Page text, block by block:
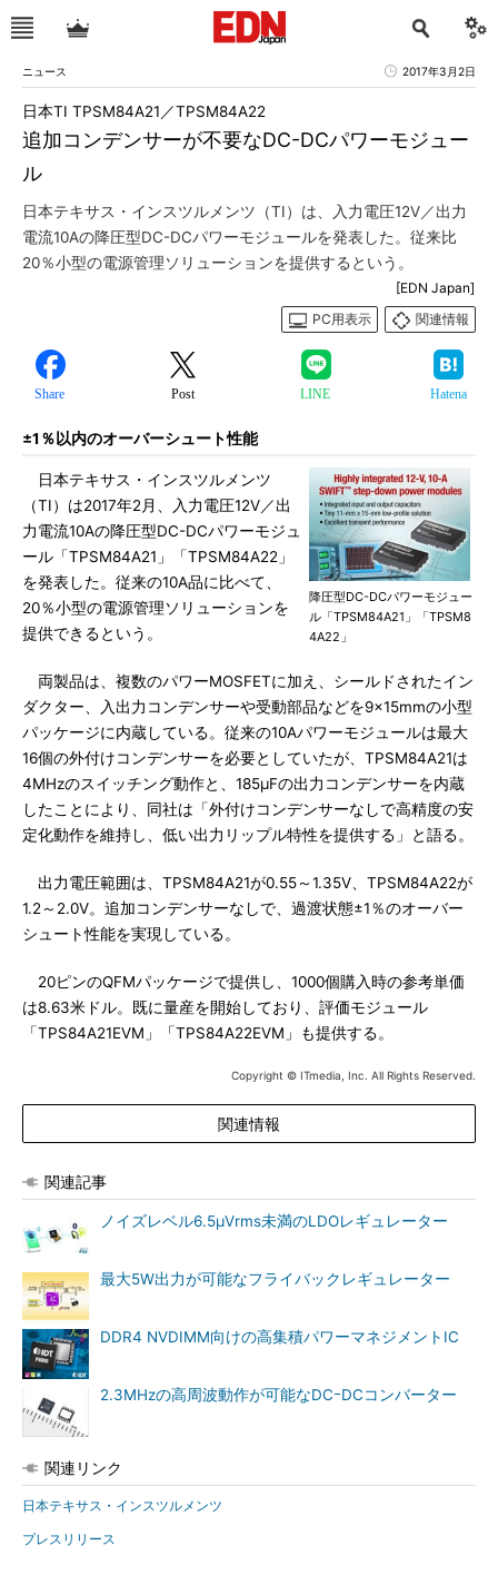
ニュース 2017年3月2日
追加コンデンサーが不要なDC-DCパワーモジュー
ル
日本TI TPSM84A21／TPSM84A22
日本テキサス・インスツルメンツ（TI）は、入力電圧12V／出力
電流10Aの降圧型DC-DCパワーモジュールを発表した。従来比
20％小型の電源管理ソリューションを提供するという。
[EDN Japan]
PC用表示
関連情報
Share Post LINE Hatena
±1％以内のオーバーシュート性能
降圧型DC-DCパワーモジュー
ル「TPSM84A21」「TPSM8
4A22」
日本テキサス・インスツルメンツ
（TI）は2017年2月、入力電圧12V／出
力電流10Aの降圧型DC-DCパワーモジュ
ール「TPSM84A21」「TPSM84A22」
を発表した。従来の10A品に比べて、
20％小型の電源管理ソリューションを
提供できるという。
両製品は、複数のパワーMOSFETに加え、シールドされたイン
ダクター、入出力コンデンサーや受動部品などを9×15mmの小型
パッケージに内蔵している。従来の10Aパワーモジュールは最大
16個の外付けコンデンサーを必要としていたが、TPSM84A21は
4MHzのスイッチング動作と、185μFの出力コンデンサーを内蔵
したことにより、同社は「外付けコンデンサーなしで高精度の安
定化動作を維持し、低い出力リップル特性を提供する」と語る。
出力電圧範囲は、TPSM84A21が0.55～1.35V、TPSM84A22が
1.2～2.0V。追加コンデンサーなしで、過渡状態±1％のオーバー
シュート性能を実現している。
20ピンのQFMパッケージで提供し、1000個購入時の参考単価
は8.63米ドル。既に量産を開始しており、評価モジュール
「TPS84A21EVM」「TPS84A22EVM」も提供する。
Copyright © ITmedia, Inc. All Rights Reserved.
関連情報
関連記事
ノイズレベル6.5μVrms未満のLDOレギュレーター
最大5W出力が可能なフライバックレギュレーター
DDR4 NVDIMM向けの高集積パワーマネジメントIC
2.3MHzの高周波動作が可能なDCｰDCコンバーター
関連リンク
日本テキサス・インスツルメンツ
プレスリリース